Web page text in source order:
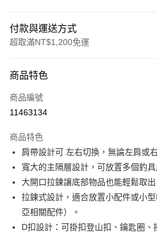
付款與運送方式
超取滿NT$1,200免運
信用卡一次付款
信用卡分期付款
合作金庫商業銀行
華南商業銀行
彰
上海商業儲蓄銀行
台
國泰世華商業銀行
兆
臺灣中小企業銀行
台
匯豐（台灣）商業銀行
聯邦商業銀行
元大商業銀行
永
超商取貨付款
Apple Pay
街口支付
悠遊付
商品特色
商品編號
11463134
商品特色
肩帶設計可 左右切換，無論左肩或
寬大的主隔層設計，可放置多個釣具
大開口拉鍊讓底部物品也能輕鬆取出
拉鍊式設計，適合放置小配件或小
亞相關配件）。
D扣設計：可掛扣登山扣、鑰匙圈、